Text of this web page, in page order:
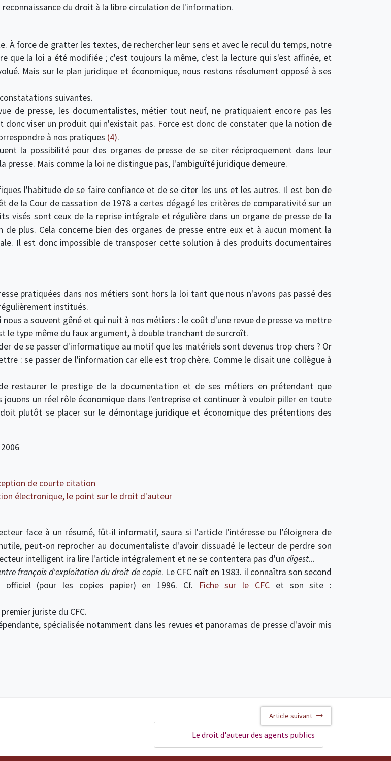
du droit à la libre circulation de l'information.
À force de gratter les textes, de rechercher leur sens et avec le recul du temps, notre
que la loi a été modifiée ; c'est toujours la même, c'est la lecture qui s'est affinée, et
Mais sur le plan juridique et économique, nous restons résolument opposé à ses
suivantes.
de presse, les documentalistes, métier tout neuf, ne pratiquaient encore pas les
donc viser un produit qui n'existait pas. Force est donc de constater que la notion de
à nos pratiques (4).
la possibilité pour des organes de presse de se citer réciproquement dans leur
presse. Mais comme la loi ne distingue pas, l'ambiguïté juridique demeure.
l'habitude de se faire confiance et de se citer les uns et les autres. Il est bon de
de la Cour de cassation de 1978 a certes dégagé les critères de comparativité sur un
visés sont ceux de la reprise intégrale et régulière dans un organe de presse de la
plus. Cela concerne bien des organes de presse entre eux et à aucun moment la
Il est donc impossible de transposer cette solution à des produits documentaires
pratiquées dans nos métiers sont hors la loi tant que nous n'avons pas passé des
institués.
a souvent gêné et qui nuit à nos métiers : le coût d'une revue de presse va mettre
le type même du faux argument, à double tranchant de surcroît.
de se passer d'informatique au motif que les matériels sont devenus trop chers ? Or
: se passer de l'information car elle est trop chère. Comme le disait une collègue à
restaurer le prestige de la documentation et de ses métiers en prétendant que
un réel rôle économique dans l'entreprise et continuer à vouloir piller en toute
plutôt se placer sur le démontage juridique et économique des prétentions des
de courte citation
électronique, le point sur le droit d'auteur
face à un résumé, fût-il informatif, saura si l'article l'intéresse ou l'éloignera de
peut-on reprocher au documentaliste d'avoir dissuadé le lecteur de perdre son
intelligent ira lire l'article intégralement et ne se contentera pas d'un digest...
français d'exploitation du droit de copie. Le CFC naît en 1983. il connaîtra son second
(pour les copies papier) en 1996. Cf.
Fiche sur le CFCet son site :
juriste du CFC.
spécialisée notamment dans les revues et panoramas de presse d'avoir mis
Article suivant
Le droit d'auteur des agents publics